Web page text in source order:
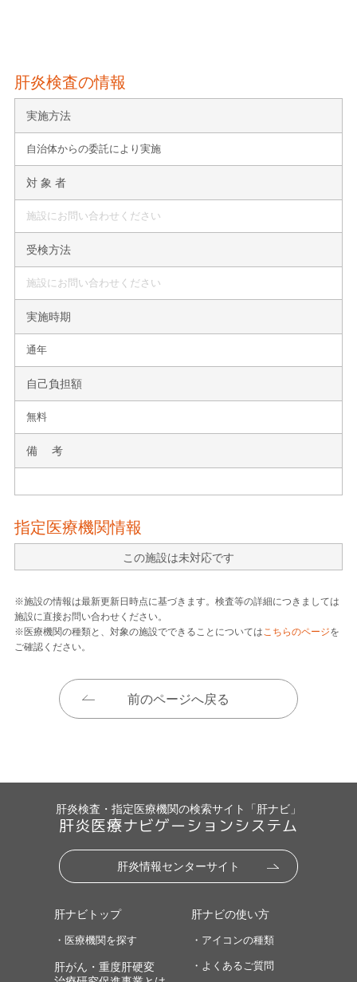
肝炎検査の情報
実施方法
自治体からの委託により実施
対 象 者
施設にお問い合わせください
受検方法
施設にお問い合わせください
実施時期
通年
自己負担額
無料
備 考
指定医療機関情報
この施設は未対応です
※施設の情報は最新更新日時点に基づきます。検査等の詳細につきましては
施設に直接お問い合わせください。
※医療機関の種類と、対象の施設でできることについてはこちらのページを
ご確認ください。
前のページへ戻る
肝炎検査・指定医療機関の検索サイト「肝ナビ」
肝炎医療ナビゲーションシステム
肝炎情報センターサイト
肝ナビトップ
・医療機関を探す
肝がん・重度肝硬変
肝ナビの使い方
・アイコンの種類
・よくあるご質問